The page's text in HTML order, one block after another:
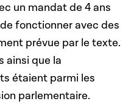
un mandat de 4 ans
fonctionner avec des
prévue par le texte.
ainsi que la
étaient parmi les
parlementaire.